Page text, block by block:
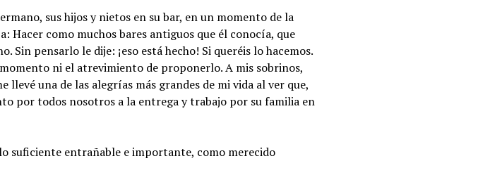
sus hijos y nietos en su bar, en un momento de la
Hacer como muchos bares antiguos que él conocía, que
pensarlo le dije: ¡eso está hecho! Si queréis lo hacemos.
ni el atrevimiento de proponerlo. A mis sobrinos,
una de las alegrías más grandes de mi vida al ver que,
por todos nosotros a la entrega y trabajo por su familia en
suficiente entrañable e importante, como merecido